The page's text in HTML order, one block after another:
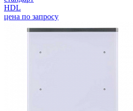
HDL
цена по запросу